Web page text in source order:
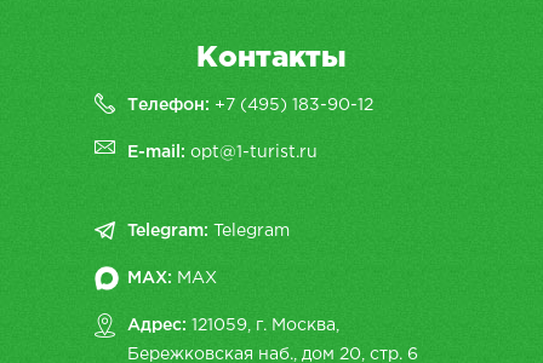
Контакты
Телефон: +7 (495) 183-90-12
E-mail:opt@1-turist.ru
Telegram: Telegram
MAX: MAX
Адрес: 121059, г. Москва,
Бережковская наб., дом 20, cтр. 6